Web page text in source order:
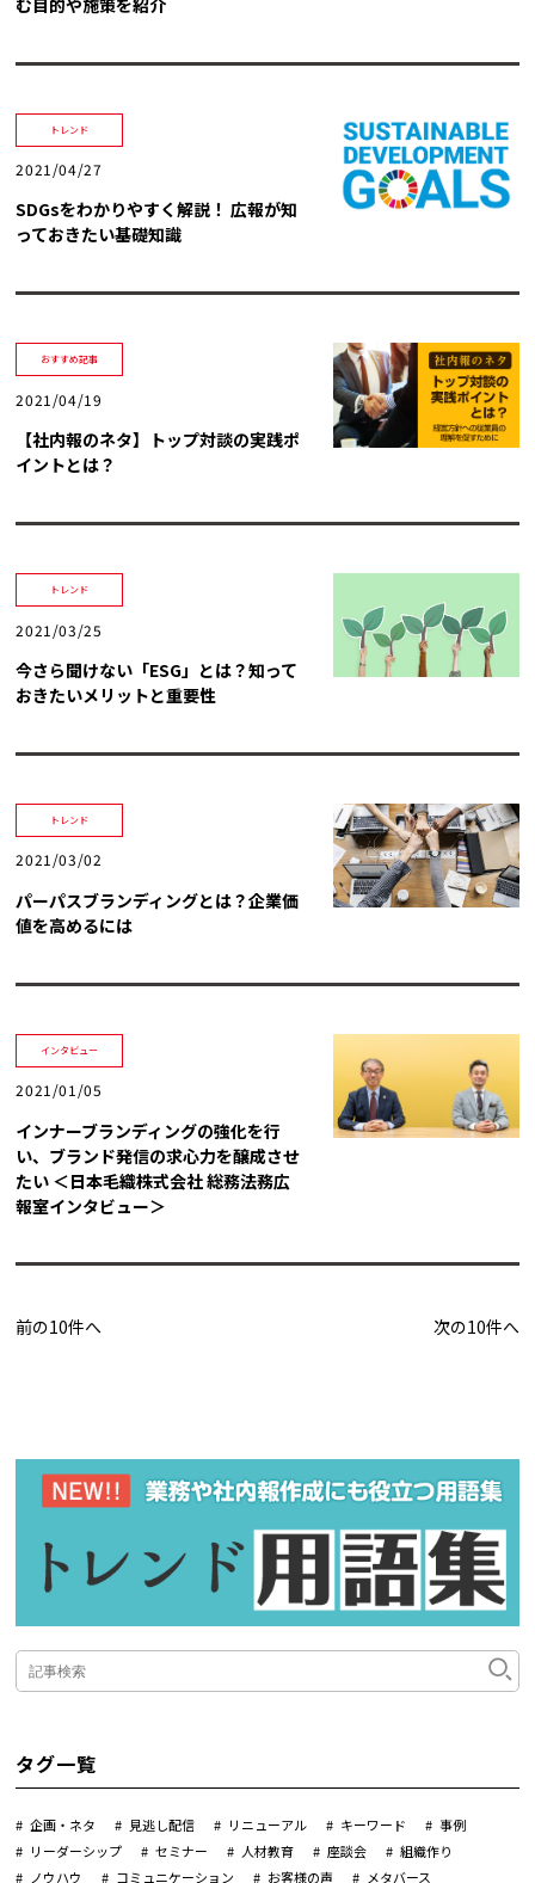
トレンド
2021/04/27
SDGsをわかりやすく解説！ 広報が知
っておきたい基礎知識
おすすめ記事
2021/04/19
【社内報のネタ】トップ対談の実践ポ
イントとは？
トレンド
2021/03/25
今さら聞けない「ESG」とは？知って
おきたいメリットと重要性
トレンド
2021/03/02
パーパスブランディングとは？企業価
値を高めるには
インタビュー
2021/01/05
インナーブランディングの強化を行
い、ブランド発信の求心力を醸成させ
たい ＜日本毛織株式会社 総務法務広
報室インタビュー＞
前の10件へ 次の10件へ
タグ一覧
企画・ネタ 見逃し配信 リニューアル キーワード
事例
リーダーシップ
セミナー 人材教育 座談会
組織作り
ノウハウ
コミュニケーション お客様の声 メタバース